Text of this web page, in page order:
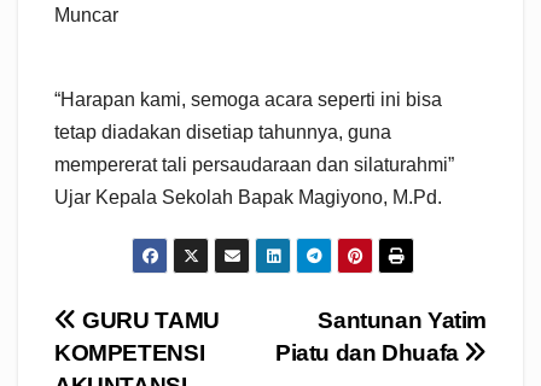
Muncar
“Harapan kami, semoga acara seperti ini bisa
tetap diadakan disetiap tahunnya, guna
mempererat tali persaudaraan dan silaturahmi”
Ujar Kepala Sekolah Bapak Magiyono, M.Pd.
Navigasi
Santunan Yatim
Piatu dan Dhuafa
GURU TAMU
KOMPETENSI